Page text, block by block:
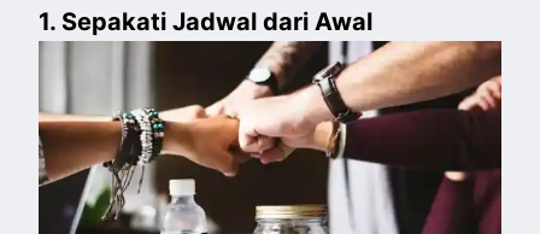
1. Sepakati Jadwal dari Awal